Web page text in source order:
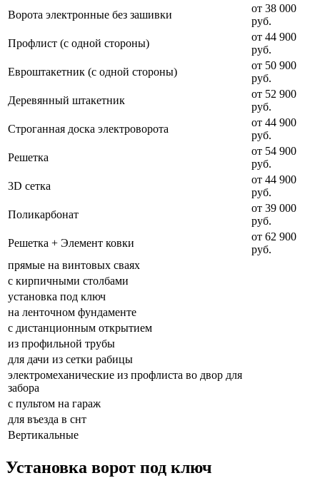
Ворота электронные без зашивки
от 38 000
руб.
Профлист (с одной стороны)
от 44 900
руб.
Евроштакетник (с одной стороны)
от 50 900
руб.
Деревянный штакетник
от 52 900
руб.
Строганная доска электроворота
от 44 900
руб.
Решетка
от 54 900
руб.
3D сетка
от 44 900
руб.
Поликарбонат
от 39 000
руб.
Решетка + Элемент ковки
от 62 900
руб.
прямые на винтовых сваях
с кирпичными столбами
установка под ключ
на ленточном фундаменте
с дистанционным открытием
из профильной трубы
для дачи из сетки рабицы
электромеханические из профлиста во двор для
забора
с пультом на гараж
для въезда в снт
Вертикальные
Установка ворот под ключ